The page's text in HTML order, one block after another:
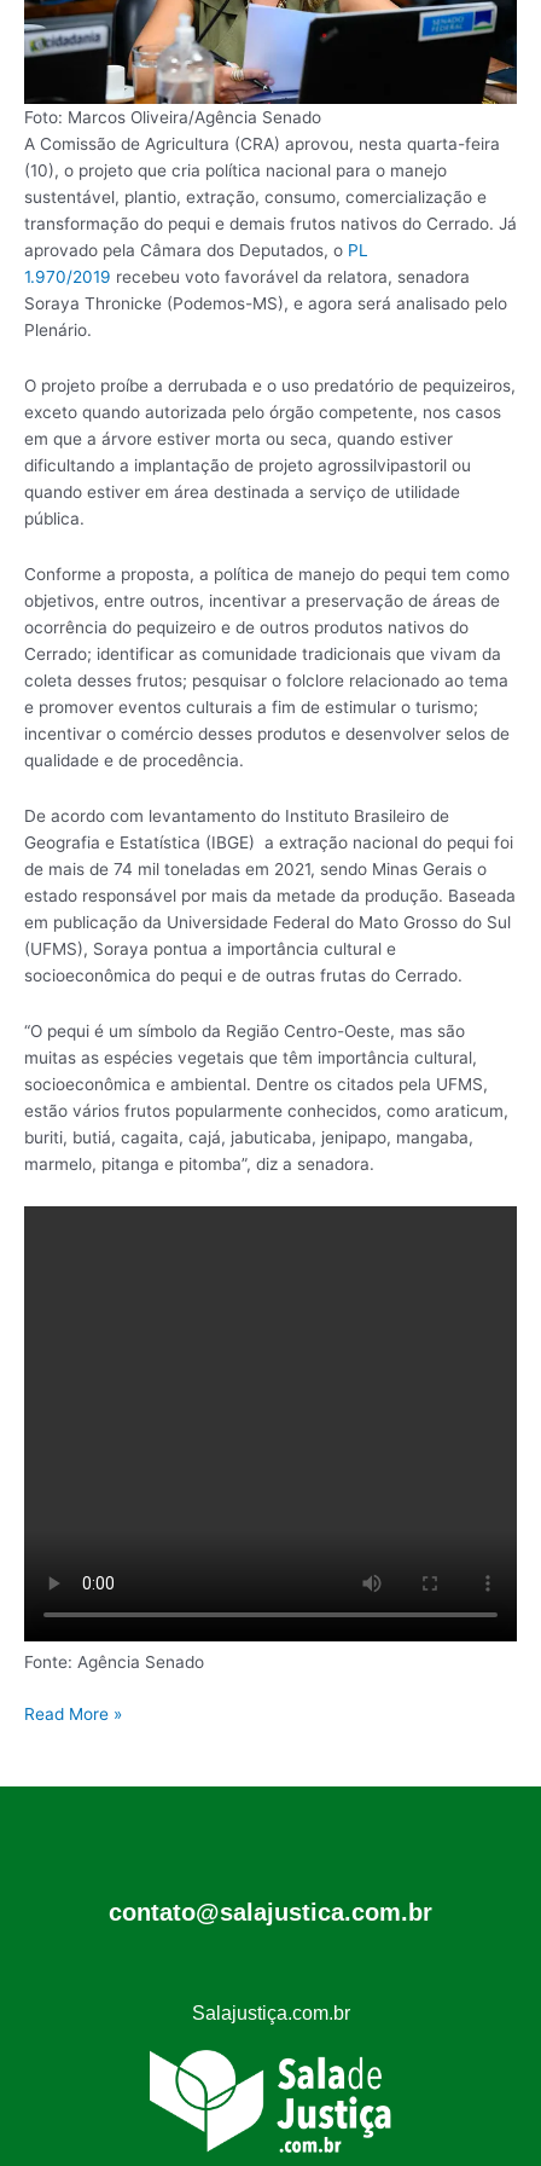
Foto: Marcos Oliveira/Agência Senado
A Comissão de Agricultura (CRA) aprovou, nesta quarta-feira
(10), o projeto que cria política nacional para o manejo
sustentável, plantio, extração, consumo, comercialização e
transformação do pequi e demais frutos nativos do Cerrado. Já
aprovado pela Câmara dos Deputados, o PL
1.970/2019 recebeu voto favorável da relatora, senadora
Soraya Thronicke (Podemos-MS), e agora será analisado pelo
Plenário.
O projeto proíbe a derrubada e o uso predatório de pequizeiros,
exceto quando autorizada pelo órgão competente, nos casos
em que a árvore estiver morta ou seca, quando estiver
dificultando a implantação de projeto agrossilvipastoril ou
quando estiver em área destinada a serviço de utilidade
pública.
Conforme a proposta, a política de manejo do pequi tem como
objetivos, entre outros, incentivar a preservação de áreas de
ocorrência do pequizeiro e de outros produtos nativos do
Cerrado; identificar as comunidade tradicionais que vivam da
coleta desses frutos; pesquisar o folclore relacionado ao tema
e promover eventos culturais a fim de estimular o turismo;
incentivar o comércio desses produtos e desenvolver selos de
qualidade e de procedência.
De acordo com levantamento do Instituto Brasileiro de
Geografia e Estatística (IBGE) a extração nacional do pequi foi
de mais de 74 mil toneladas em 2021, sendo Minas Gerais o
estado responsável por mais da metade da produção. Baseada
em publicação da Universidade Federal do Mato Grosso do Sul
(UFMS), Soraya pontua a importância cultural e
socioeconômica do pequi e de outras frutas do Cerrado.
“O pequi é um símbolo da Região Centro-Oeste, mas são
muitas as espécies vegetais que têm importância cultural,
socioeconômica e ambiental. Dentre os citados pela UFMS,
estão vários frutos popularmente conhecidos, como araticum,
buriti, butiá, cagaita, cajá, jabuticaba, jenipapo, mangaba,
marmelo, pitanga e pitomba”, diz a senadora.
Fonte: Agência Senado
Read More »
contato@salajustica.com.br
Salajustiça.com.br